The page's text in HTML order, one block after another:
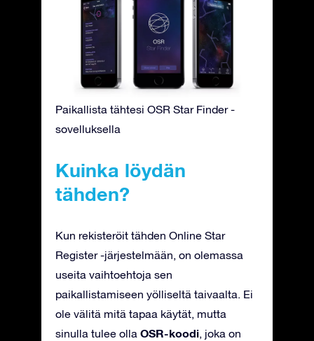
Paikallista tähtesi OSR Star Finder -
sovelluksella
Kuinka löydän
tähden?
Kun rekisteröit tähden Online Star
Register -järjestelmään, on olemassa
useita vaihtoehtoja sen
paikallistamiseen yölliseltä taivaalta. Ei
ole välitä mitä tapaa käytät, mutta
sinulla tulee olla OSR-koodi, joka on